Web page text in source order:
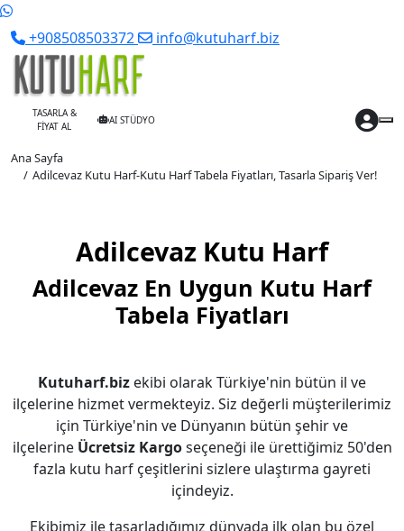
+908508503372 info@kutuharf.biz
TASARLA &
FİYAT AL
AI STÜDYO
Ana Sayfa
Adilcevaz Kutu Harf-Kutu Harf Tabela Fiyatları, Tasarla Sipariş Ver!
Adilcevaz Kutu Harf
Adilcevaz En Uygun Kutu Harf
Tabela Fiyatları
Kutuharf.biz ekibi olarak Türkiye'nin bütün il ve
ilçelerine hizmet vermekteyiz. Siz değerli müşterilerimiz
için Türkiye'nin ve Dünyanın bütün şehir ve
ilçelerine Ücretsiz Kargoseçeneği ile ürettiğimiz 50'den
fazla kutu harf çeşitlerini sizlere ulaştırma gayreti
içindeyiz.
Ekibimiz ile tasarladığımız dünyada ilk olan bu özel